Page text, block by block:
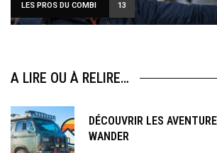
LES PROS DU COMBI 13
A LIRE OU À RELIRE…
DÉCOUVRIR LES
WANDER